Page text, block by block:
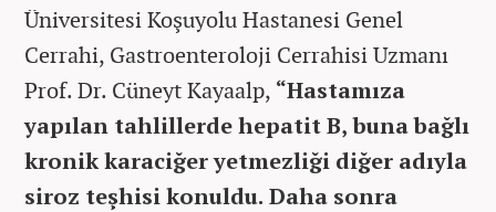
Üniversitesi Koşuyolu Hastanesi Genel
Cerrahi, Gastroenteroloji Cerrahisi Uzmanı
Prof. Dr. Cüneyt Kayaalp, “Hastamıza
yapılan tahlillerde hepatit B, buna bağlı
kronik karaciğer yetmezliği diğer adıyla
siroz teşhisi konuldu. Daha sonra